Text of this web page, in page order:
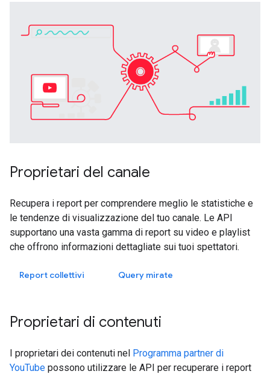
Proprietari del canale
Recupera i report per comprendere meglio le statistiche e
le tendenze di visualizzazione del tuo canale. Le API
supportano una vasta gamma di report su video e playlist
che offrono informazioni dettagliate sui tuoi spettatori.
Report collettivi Query mirate
Proprietari di contenuti
I proprietari dei contenuti nel Programma partner di
YouTube possono utilizzare le API per recuperare i report